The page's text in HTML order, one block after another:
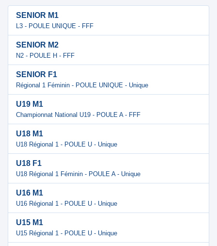
SENIOR M1
L3 - POULE UNIQUE - FFF
SENIOR M2
N2 - POULE H - FFF
SENIOR F1
Régional 1 Féminin - POULE UNIQUE - Unique
U19 M1
Championnat National U19 - POULE A - FFF
U18 M1
U18 Régional 1 - POULE U - Unique
U18 F1
U18 Régional 1 Féminin - POULE A - Unique
U16 M1
U16 Régional 1 - POULE U - Unique
U15 M1
U15 Régional 1 - POULE U - Unique